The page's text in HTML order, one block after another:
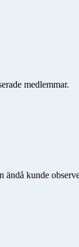
medlemmar.
kunde